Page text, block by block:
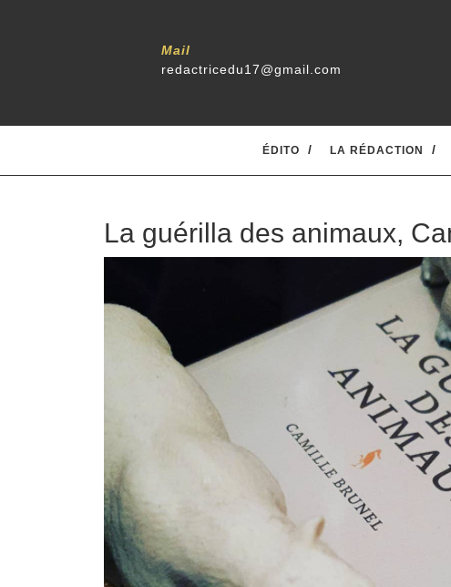
Mail
redactricedu17@gmail.com
ÉDITO LA RÉDACTION
La guérilla des animaux,